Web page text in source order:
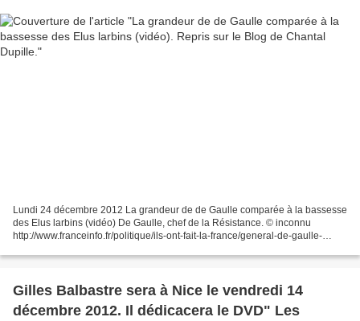
Lundi 24 décembre 2012 La grandeur de de Gaulle comparée à la bassesse
des Elus larbins (vidéo) De Gaulle, chef de la Résistance. © inconnu
http://www.franceinfo.fr/politique/ils-ont-fait-la-france/general-de-gaulle-
Gilles Balbastre sera à Nice le vendredi 14
décembre 2012. Il dédicacera le DVD" Les